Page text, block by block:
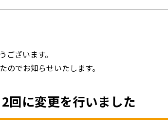
ざいます。
でお知らせいたします。
回に変更を行いました